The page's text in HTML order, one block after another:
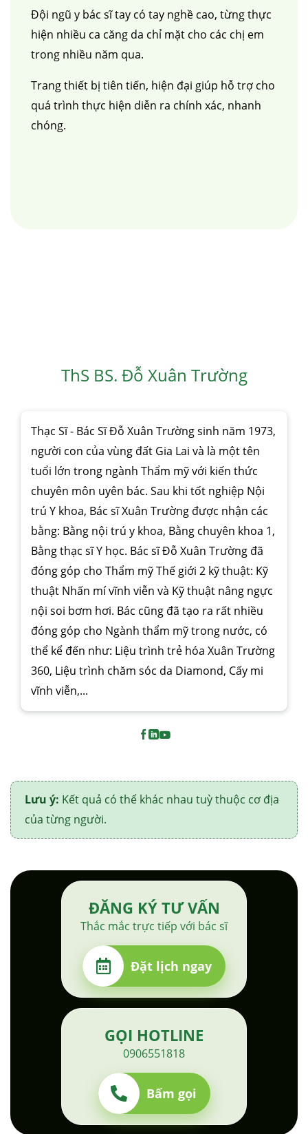
Đội ngũ y bác sĩ tay có tay nghề cao, từng thực
hiện nhiều ca căng da chỉ mặt cho các chị em
trong nhiều năm qua.
Trang thiết bị tiên tiến, hiện đại giúp hỗ trợ cho
quá trình thực hiện diễn ra chính xác, nhanh
chóng.
ThS BS. Đỗ Xuân Trường
Thạc Sĩ - Bác Sĩ Đỗ Xuân Trường sinh năm 1973,
người con của vùng đất Gia Lai và là một tên
tuổi lớn trong ngành Thẩm mỹ với kiến thức
chuyên môn uyên bác. Sau khi tốt nghiệp Nội
trú Y khoa, Bác sĩ Xuân Trường được nhận các
bằng: Bằng nội trú y khoa, Bằng chuyên khoa 1,
Bằng thạc sĩ Y học. Bác sĩ Đỗ Xuân Trường đã
đóng góp cho Thẩm mỹ Thế giới 2 kỹ thuật: Kỹ
thuật Nhấn mí vĩnh viễn và Kỹ thuật nâng ngực
nội soi bơm hơi. Bác cũng đã tạo ra rất nhiều
đóng góp cho Ngành thẩm mỹ trong nước, có
thể kể đến như: Liệu trình trẻ hóa Xuân Trường
360, Liệu trình chăm sóc da Diamond, Cấy mi
vĩnh viễn,...
Lưu ý: Kết quả có thể khác nhau tuỳ thuộc cơ địa
của từng người.
ĐĂNG KÝ TƯ VẤN
Thắc mắc trực tiếp với bác sĩ
Đặt lịch ngay
GỌI HOTLINE
0906551818
Bấm gọi